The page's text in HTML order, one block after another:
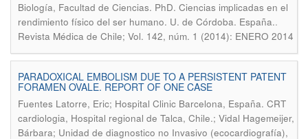
Biología, Facultad de Ciencias. PhD. Ciencias implicadas en el
rendimiento físico del ser humano. U. de Córdoba. España..
Revista Médica de Chile; Vol. 142, núm. 1 (2014): ENERO 2014
PARADOXICAL EMBOLISM DUE TO A PERSISTENT PATENT
FORAMEN OVALE. REPORT OF ONE CASE
Fuentes Latorre, Eric; Hospital Clinic Barcelona, España. CRT
cardiologia, Hospital regional de Talca, Chile.; Vidal Hagemeijer,
Bárbara; Unidad de diagnostico no Invasivo (ecocardiografía),